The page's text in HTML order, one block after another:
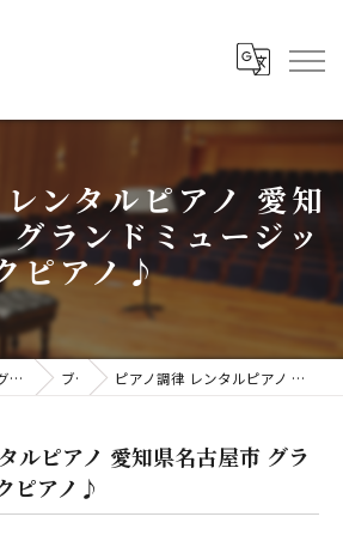
ンタルピアノ 愛知
ランドミュージッ
ピアノ♪
名古屋のピアノならグランドミュージックピアノ株式会社 ブログ ピアノ調律 レンタルピアノ 愛知県名古屋市 グランドミュージックピアノ♪
ルピアノ 愛知県名古屋市 グラ
ピアノ♪